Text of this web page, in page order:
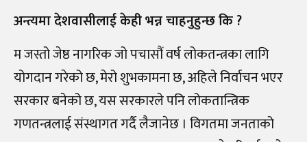
अन्त्यमा देशवासीलाई केही भन्न चाहनुहुन्छ कि ?
म जस्तो जेष्ठ नागरिक जो पचासौं वर्ष लोकतन्त्रका लागि
योगदान गरेको छ, मेरो शुभकामना छ, अहिले निर्वाचन भएर
सरकार बनेको छ, यस सरकारले पनि लोकतान्त्रिक
गणतन्त्रलाई संस्थागत गर्दै लैजानेछ । विगतमा जनताको